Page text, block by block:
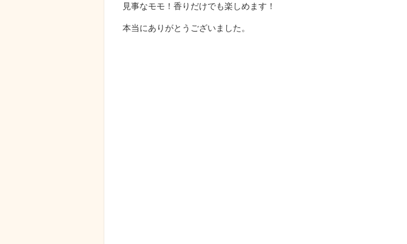
見事なモモ！香りだけでも楽しめます！
本当にありがとうございました。